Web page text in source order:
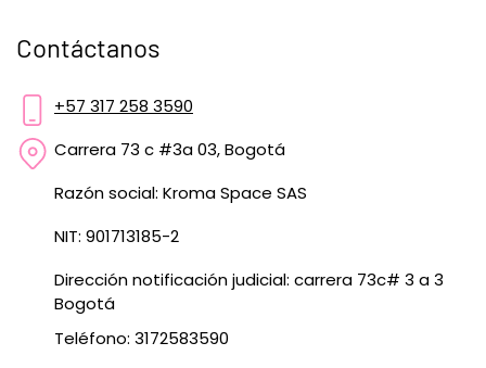
Contáctanos
+57 317 258 3590
Carrera 73 c #3a 03, Bogotá
Razón social: Kroma Space SAS
NIT: 901713185-2
Dirección notificación judicial: carrera 73c# 3 a 3
Bogotá
Teléfono: 3172583590